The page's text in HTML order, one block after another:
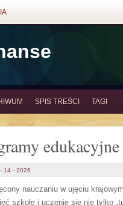
SPIS TREŚCI TAGI
edukacyjne
14 - 2026
nauczaniu w ujęciu
szkołę i uczenie się nie tylko